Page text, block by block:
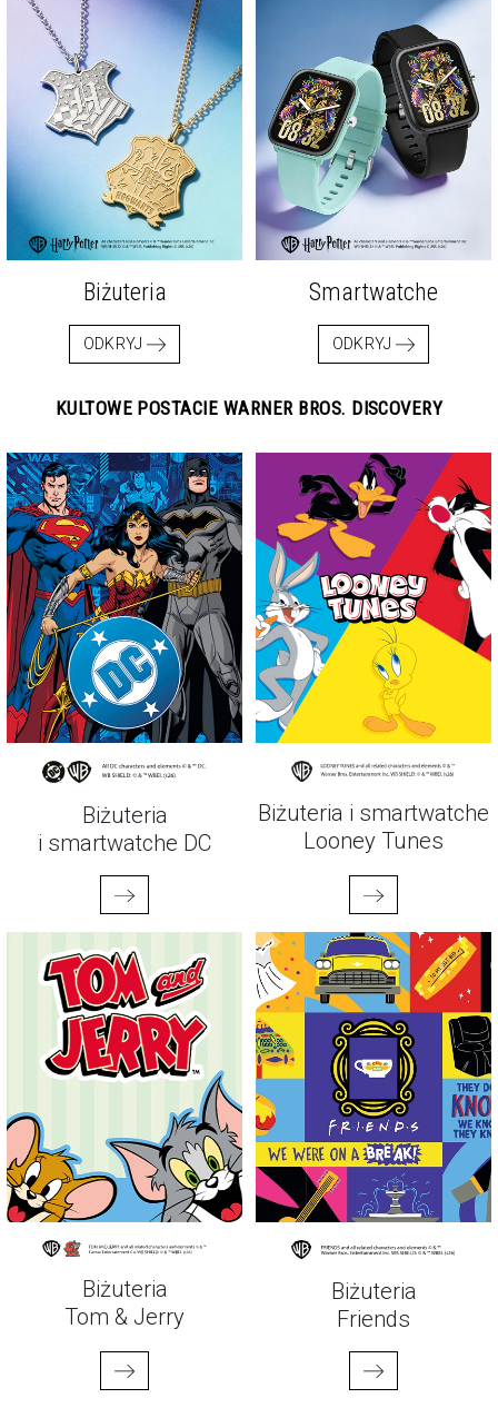
Biżuteria
ODKRYJ
Smartwatche
ODKRYJ
KULTOWE POSTACIE WARNER BROS. DISCOVERY
Biżuteria
i smartwatche DC
Biżuteria i smartwatche
Looney Tunes
Biżuteria
Tom & Jerry
Biżuteria
Friends